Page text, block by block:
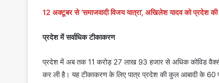
12 अक्टूबर से ‘समाजवादी विजय यात्रा‘, अखिलेश यादव को प्रदेश
प्रदेश में सर्वाधिक टीकाकरण
प्रदेश में अब तक 11 करोड़ 27 लाख 93 हजार से अधिक कोविड
कर ली है। यह टीकाकरण के लिए पात्र प्रदेश की कुल आबादी के 60